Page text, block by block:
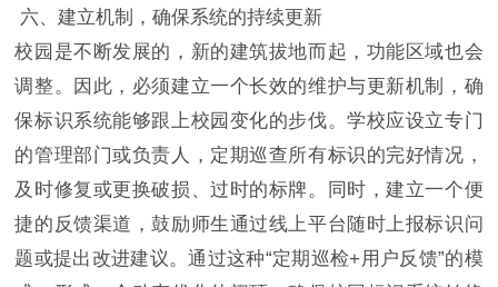
六、建立机制，确保系统的持续更新
校园是不断发展的，新的建筑拔地而起，功能区域也会
调整。因此，必须建立一个长效的维护与更新机制，确
保标识系统能够跟上校园变化的步伐。学校应设立专门
的管理部门或负责人，定期巡查所有标识的完好情况，
及时修复或更换破损、过时的标牌。同时，建立一个便
捷的反馈渠道，鼓励师生通过线上平台随时上报标识问
题或提出改进建议。通过这种“定期巡检+用户反馈”的模